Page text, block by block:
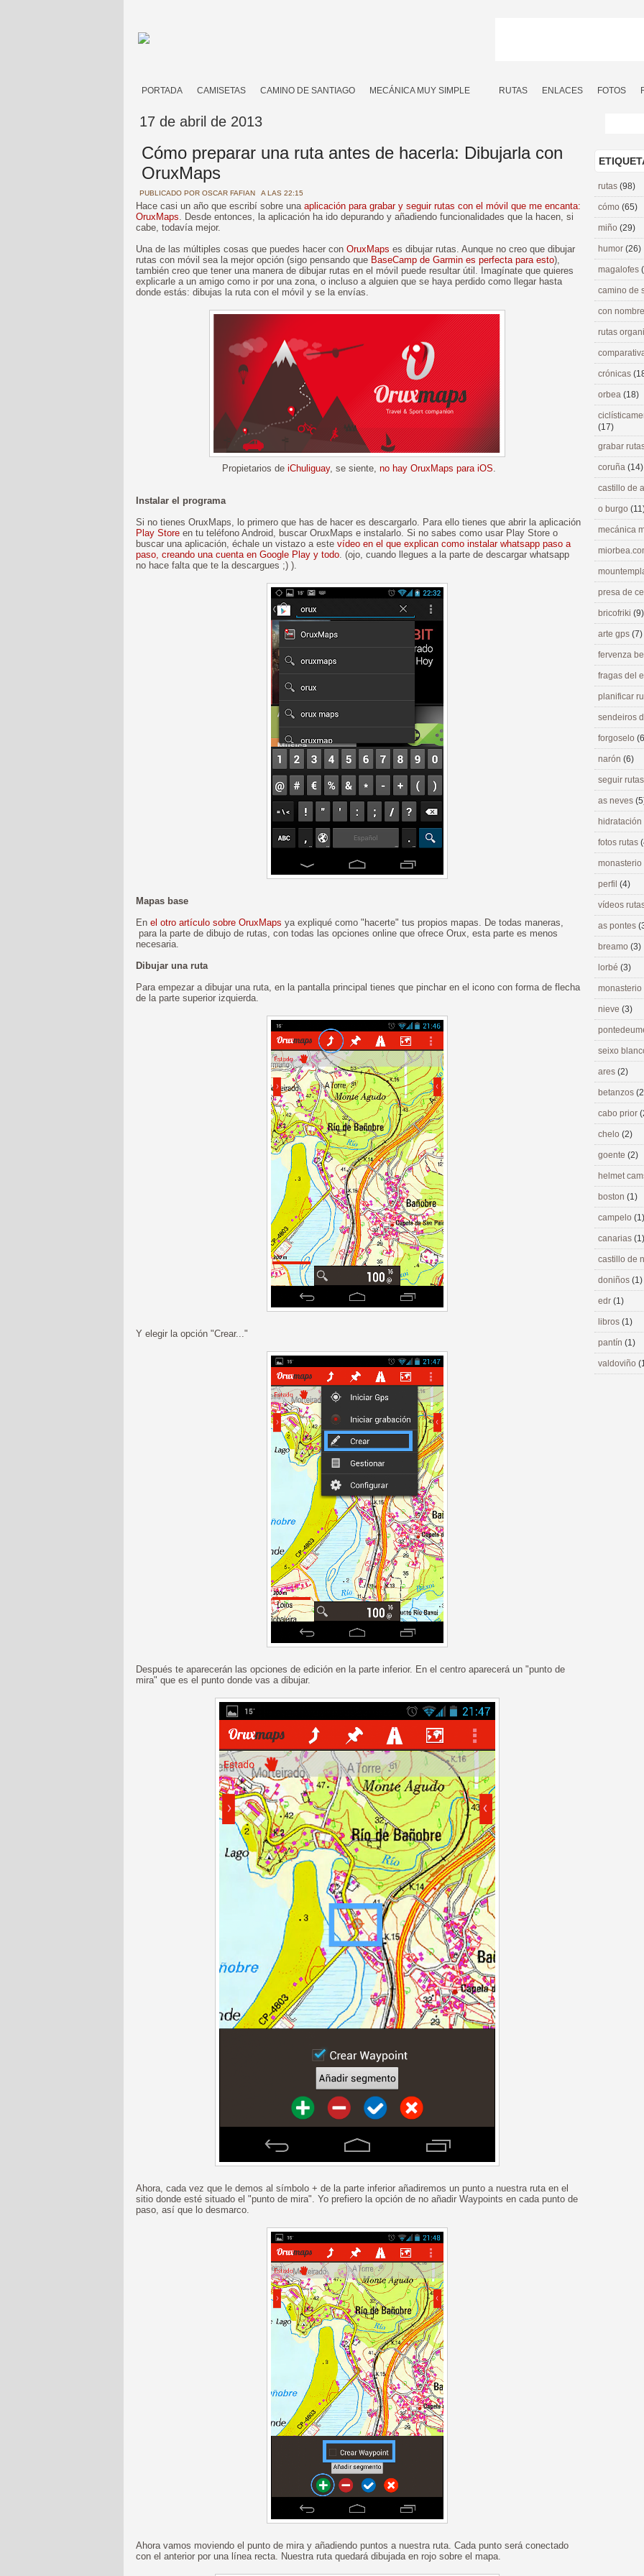
PORTADA CAMISETAS CAMINO DE SANTIAGO MECÁNICA MUY SIMPLE RUTAS ENLACES FOTOS
17 de abril de 2013
Cómo preparar una ruta antes de hacerla: Dibujarla con
OruxMaps
PUBLICADO POR OSCAR FAFIAN A LAS 22:15
Hace casi un año que escribí sobre una aplicación para grabar y seguir rutas con el móvil que me encanta:
OruxMaps. Desde entonces, la aplicación ha ido depurando y añadiendo funcionalidades que la hacen, si
cabe, todavía mejor.
Una de las múltiples cosas que puedes hacer con OruxMaps es dibujar rutas. Aunque no creo que dibujar
rutas con móvil sea la mejor opción (sigo pensando que BaseCamp de Garmin es perfecta para esto),
también creo que tener una manera de dibujar rutas en el móvil puede resultar útil. Imagínate que quieres
explicarle a un amigo como ir por una zona, o incluso a alguien que se haya perdido como llegar hasta
donde estás: dibujas la ruta con el móvil y se la envías.
Propietarios de iChuliguay, se siente, no hay OruxMaps para iOS.
Instalar el programa
Si no tienes OruxMaps, lo primero que has de hacer es descargarlo. Para ello tienes que abrir la aplicación
Play Store en tu teléfono Android, buscar OruxMaps e instalarlo. Si no sabes como usar Play Store o
buscar una aplicación, échale un vistazo a este vídeo en el que explican como instalar whatsapp paso a
paso, creando una cuenta en Google Play y todo. (ojo, cuando llegues a la parte de descargar whatsapp
no hace falta que te la descargues ;) ).
Mapas base
En el otro artículo sobre OruxMaps ya expliqué como "hacerte" tus propios mapas. De todas maneras,
para la parte de dibujo de rutas, con todas las opciones online que ofrece Orux, esta parte es menos
necesaria.
Dibujar una ruta
Para empezar a dibujar una ruta, en la pantalla principal tienes que pinchar en el icono con forma de flecha
de la parte superior izquierda.
Y elegir la opción "Crear..."
Después te aparecerán las opciones de edición en la parte inferior. En el centro aparecerá un "punto de
mira" que es el punto donde vas a dibujar.
Ahora, cada vez que le demos al símbolo + de la parte inferior añadiremos un punto a nuestra ruta en el
sitio donde esté situado el "punto de mira". Yo prefiero la opción de no añadir Waypoints en cada punto de
paso, así que lo desmarco.
Ahora vamos moviendo el punto de mira y añadiendo puntos a nuestra ruta. Cada punto será conectado
con el anterior por una línea recta. Nuestra ruta quedará dibujada en rojo sobre el mapa.
rutas (98)
cómo (65)
miño (29)
humor (26)
magalofes
camino de
con
rutas
crónicas
orbea (18)
(17)
grabar
coruña (14)
castillo de
o burgo
mecánica
presa de
bricofriki (9)
arte gps (7)
fervenza
fragas del
planificar
sendeiros
forgoselo
narón (6)
seguir
as neves
hidratación
fotos rutas
perfil (4)
vídeos
as pontes
breamo (3)
lorbé (3)
nieve (3)
seixo
ares (2)
betanzos
cabo prior
chelo (2)
goente (2)
helmet
boston (1)
campelo (1)
canarias (1)
castillo de
doniños (1)
edr (1)
libros (1)
pantín (1)
valdoviño